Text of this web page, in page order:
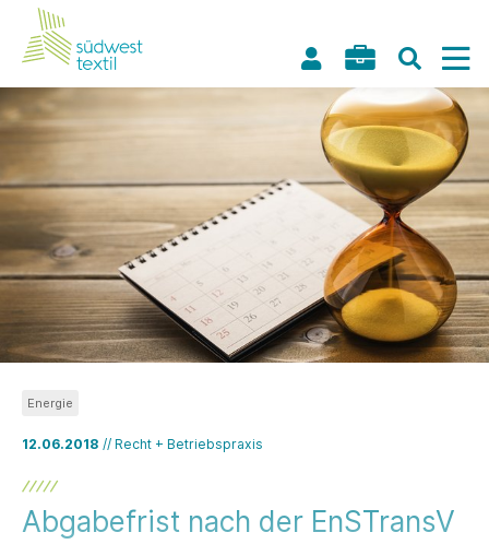
12.06.2018 // Recht + Betriebspraxis
Energie
Abgabefrist nach der EnSTransV